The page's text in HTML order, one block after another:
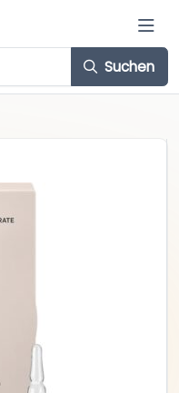
Suchen